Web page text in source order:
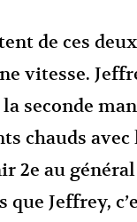
de ces
vitesse.
seconde
chauds
2e au
Jeffrey,